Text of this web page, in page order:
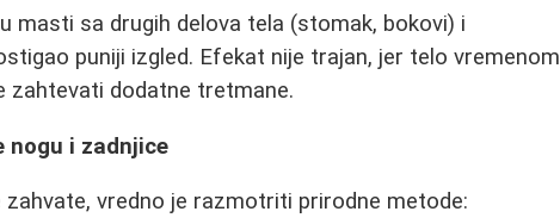
masti sa drugih delova tela (stomak, bokovi) i
puniji izgled. Efekat nije trajan, jer telo vremenom
zahtevati dodatne tretmane.
nogu i zadnjice
vredno je razmotriti prirodne metode: